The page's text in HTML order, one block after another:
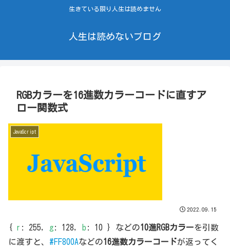
生きている限り人生は読めません
人生は読めないブログ
RGBカラーを16進数カラーコードに直すア
ロー関数式
JavaScript
2022.09.15
{ r : 255, g: 128, b : 10 } などの10進RGBカラーを引数
に渡すと、 #FF800Aなどの16進数カラーコードが返ってく